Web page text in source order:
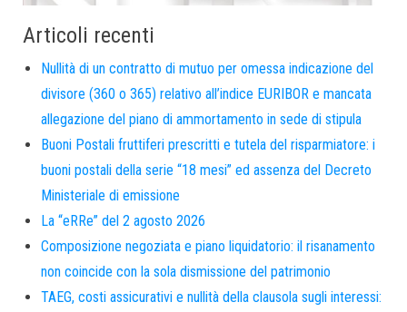
Articoli recenti
Nullità di un contratto di mutuo per omessa indicazione del
divisore (360 o 365) relativo all’indice EURIBOR e mancata
allegazione del piano di ammortamento in sede di stipula
Buoni Postali fruttiferi prescritti e tutela del risparmiatore: i
buoni postali della serie “18 mesi” ed assenza del Decreto
Ministeriale di emissione
La “eRRe” del 2 agosto 2026
Composizione negoziata e piano liquidatorio: il risanamento
non coincide con la sola dismissione del patrimonio
TAEG, costi assicurativi e nullità della clausola sugli interessi: